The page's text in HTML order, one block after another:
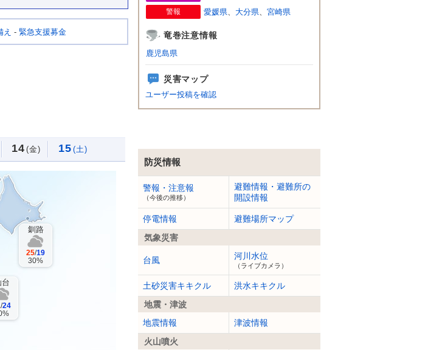
え - 緊急支援募金
14 (金) 15 (土)
釧路
25/19
30%
台
/24
警報 愛媛県、 大分県、 宮崎県
竜巻注意情報
鹿児島県
災害マップ
ユーザー投稿を確認
防災情報
警報・注意報
（今後の推移）
避難情報・避難所の
開設情報
停電情報
避難場所マップ
気象災害
台風 河川水位
（ライブカメラ）
土砂災害キキクル
洪水キキクル
地震・津波
地震情報
津波情報
火山噴火